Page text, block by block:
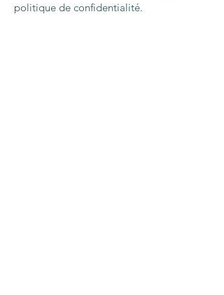
politique de confidentialité.